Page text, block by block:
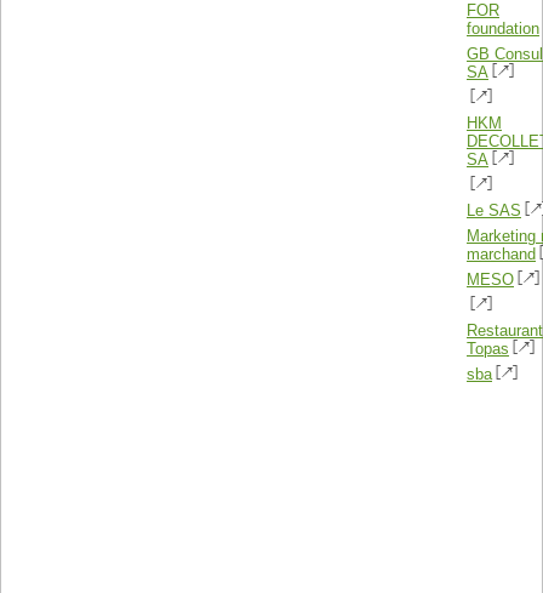
FOR
foundation
GB
SA
HKM
SA
Le SAS
Marketing
marchand
MESO
Restaurant
Topas
sba